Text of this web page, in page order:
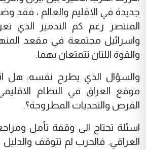
جديدة في الاقليم والعالم ، فقد
المنتصر رغم كم التدمير الذي
واسرائيل مجتمعة في مقعد
والقوة اللتان تتمتعان بهما.
والسؤال الذي يطرح نفسه: هل
موقع العراق في النظام
الفرص والتحديات المطروحة؟.
اسئلة تحتاج الى وقفة تأمل
العراقي. فالحرب لم تتوقف